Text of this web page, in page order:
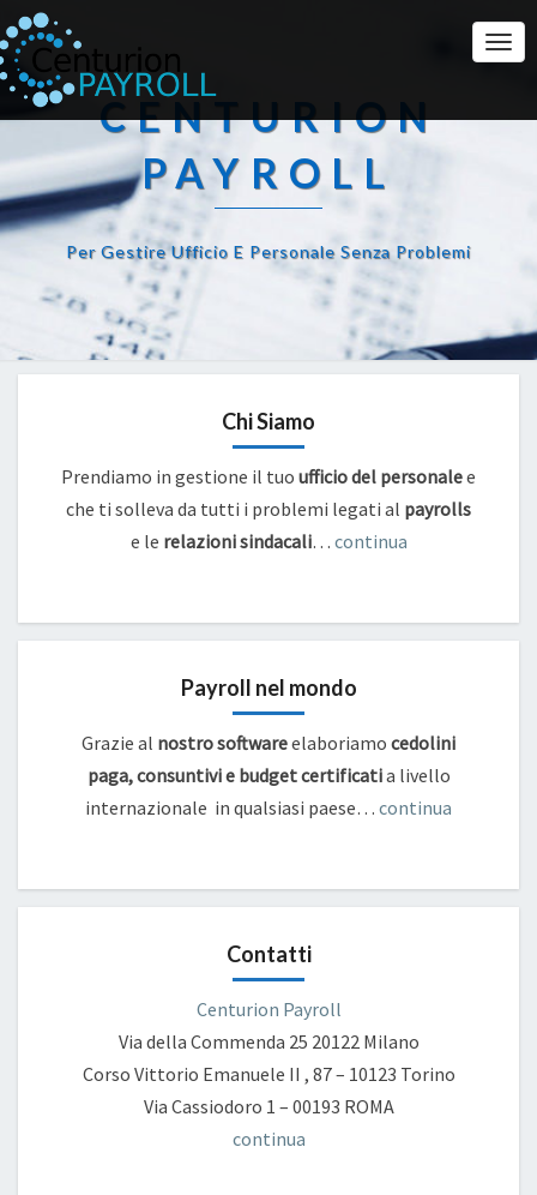
CENTURION
PAYROLL
Per Gestire Ufficio E Personale Senza Problemi
Chi Siamo
Prendiamo in gestione il tuo ufficio del personalee
che ti solleva da tutti i problemi legati al payrolls
e le relazioni sindacali… continua
Payroll nel mondo
Grazie al nostro softwareelaboriamo cedolini
paga, consuntivi e budget certificatia livello
internazionale in qualsiasi paese… continua
Contatti
Centurion Payroll
Via della Commenda 25 20122 Milano
Corso Vittorio Emanuele II , 87 – 10123 Torino
Via Cassiodoro 1 – 00193 ROMA
continua